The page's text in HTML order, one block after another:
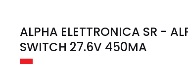
ALPHA ELETTRONICA SR -
SWITCH 27.6V 450MA